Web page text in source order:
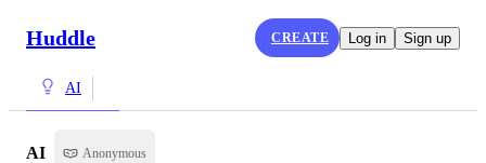
Huddle CREATE Log in Sign up
AI
AI Anonymous